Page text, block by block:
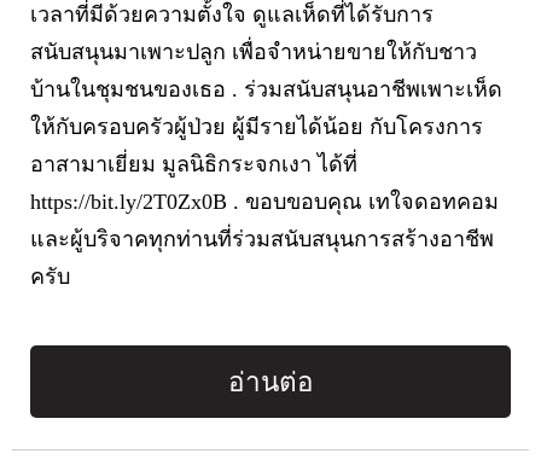
เวลาที่มีด้วยความตั้งใจ ดูแลเห็ดที่ได้รับการ
สนับสนุนมาเพาะปลูก เพื่อจำหน่ายขายให้กับชาว
บ้านในชุมชนของเธอ . ร่วมสนับสนุนอาชีพเพาะเห็ด
ให้กับครอบครัวผู้ป่วย ผู้มีรายได้น้อย กับโครงการ
อาสามาเยี่ยม มูลนิธิกระจกเงา ได้ที่
https://bit.ly/2T0Zx0B . ขอบขอบคุณ เทใจดอทคอม
และผู้บริจาคทุกท่านที่ร่วมสนับสนุนการสร้างอาชีพ
ครับ
อ่านต่อ